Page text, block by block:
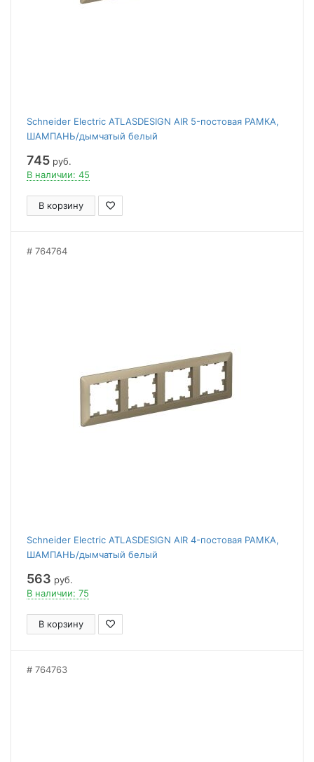
Schneider Electric ATLASDESIGN AIR 5-постовая РАМКА,
ШАМПАНЬ/дымчатый белый
745 руб.
В наличии: 45
В корзину
764764
Schneider Electric ATLASDESIGN AIR 4-постовая РАМКА,
ШАМПАНЬ/дымчатый белый
563 руб.
В наличии: 75
В корзину
764763